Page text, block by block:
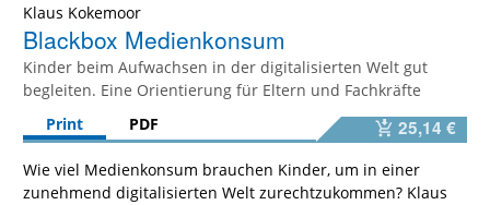
Klaus Kokemoor
Blackbox Medienkonsum
Kinder beim Aufwachsen in der digitalisierten Welt gut
begleiten. Eine Orientierung für Eltern und Fachkräfte
Print
PDF 25,14 €
Wie viel Medienkonsum brauchen Kinder, um in einer
zunehmend digitalisierten Welt zurechtzukommen? Klaus